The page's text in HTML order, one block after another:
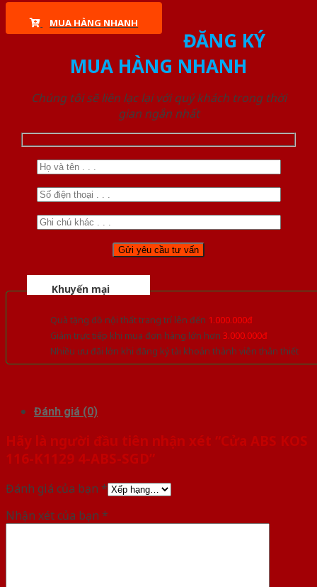
MUA HÀNG NHANH
ĐĂNG KÝ
MUA HÀNG NHANH
Chúng tôi sẽ liên lạc lại với quý khách trong thời
gian ngắn nhất
Khuyến mại
Quà tặng đồ nội thất trang trí lên đến 1.000.000đ
Giảm trực tiếp khi mua đơn hàng lớn hơn 3.000.000đ
Nhiều ưu đãi lớn khi đăng ký tài khoản thành viên thân thiết
Đánh giá (0)
Hãy là người đầu tiên nhận xét “Cửa ABS KOS
116-K1129 4-ABS-SGD”
Đánh giá của bạn *
Nhận xét của bạn *